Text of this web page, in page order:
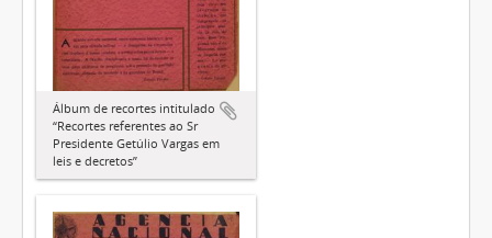
Álbum de recortes intitulado
“Recortes referentes ao Sr
Presidente Getúlio Vargas em
leis e decretos”